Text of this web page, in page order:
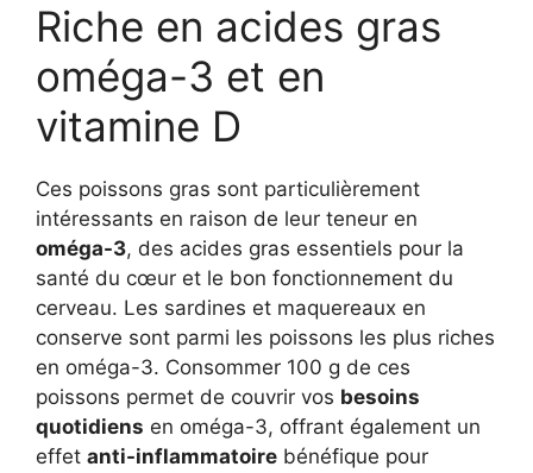
Riche en acides gras
oméga-3 et en
vitamine D
Ces poissons gras sont particulièrement
intéressants en raison de leur teneur en
oméga-3, des acides gras essentiels pour la
santé du cœur et le bon fonctionnement du
cerveau. Les sardines et maquereaux en
conserve sont parmi les poissons les plus riches
en oméga-3. Consommer 100 g de ces
poissons permet de couvrir vos besoins
quotidiens en oméga-3, offrant également un
effet anti-inflammatoire bénéfique pour